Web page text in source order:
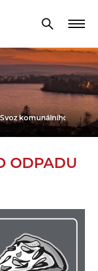
Svoz komunálního odpadu
ODPADU